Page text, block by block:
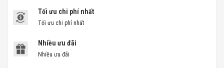
Tối ưu chi phí nhất
Tối ưu chi phí nhất
Nhiều ưu đãi
Nhiều ưu đãi